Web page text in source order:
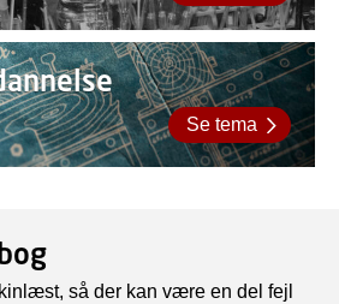
Se tema
så der kan være en del fejl